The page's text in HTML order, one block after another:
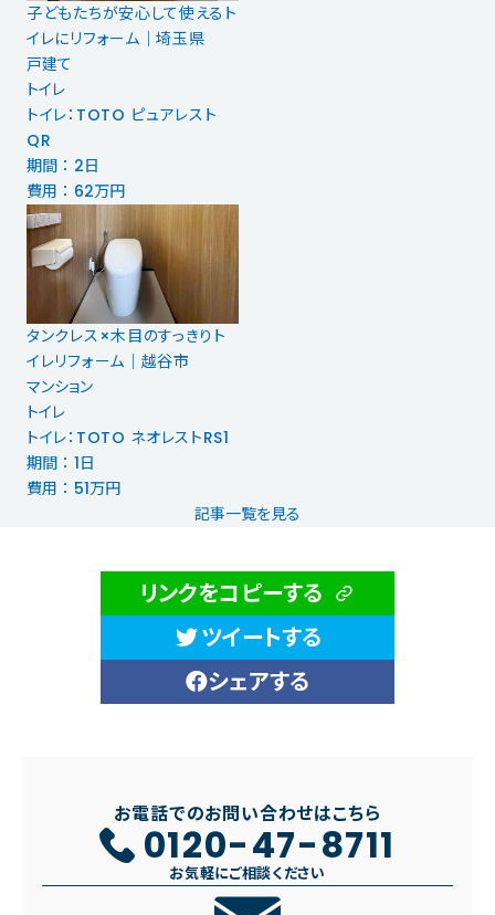
子どもたちが安心して使えるト
イレにリフォーム｜埼玉県
戸建て
トイレ
トイレ：TOTO ピュアレスト
QR
期間 ： 2日
費用 ： 62万円
タンクレス×木目のすっきりト
イレリフォーム｜越谷市
マンション
トイレ
トイレ：TOTO ネオレストRS1
期間 ： 1日
費用 ： 51万円
記事一覧を見る
リンクをコピーする
ツイートする
シェアする
お電話でのお問い合わせはこちら
0120-47-8711
お気軽にご相談ください